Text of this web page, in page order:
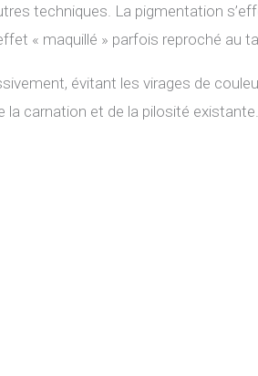
techniques. La pigmentation
« maquillé » parfois reproché au
évitant les virages de
carnation et de la pilosité existante.